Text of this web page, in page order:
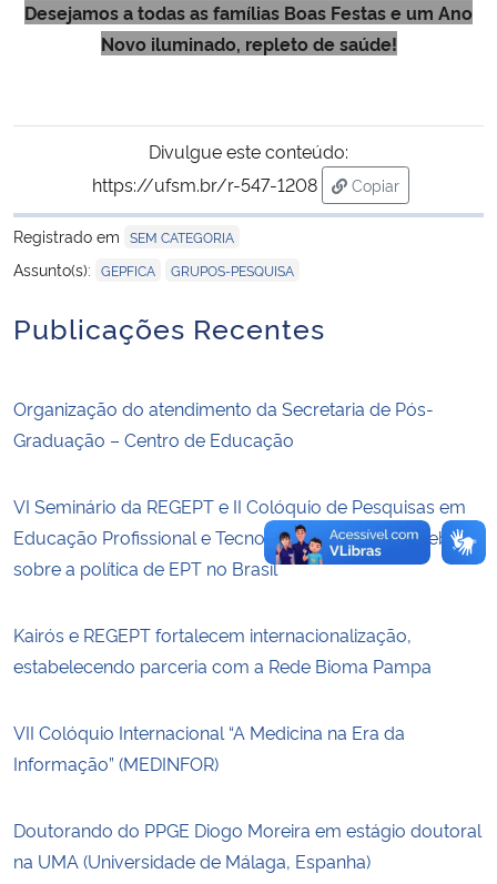
Secretaria-Geral
Gabinete de Segurança Institucional
Advocacia-Geral da União
Planalto
Desejamos a todas as famílias Boas Festas e um Ano
Novo iluminado, repleto de saúde!
Divulgue este conteúdo:
https://ufsm.br/r-547-1208
Copiar
para área de
Registrado em SEM CATEGORIA
Assunto(s): GEPFICA GRUPOS-PESQUISA
Publicações Recentes
Organização do atendimento da Secretaria de Pós-
Graduação – Centro de Educação
VI Seminário da REGEPT e II Colóquio de Pesquisas em
Educação Profissional e Tecnológica promovem debates
sobre a política de EPT no Brasil
Kairós e REGEPT fortalecem internacionalização,
estabelecendo parceria com a Rede Bioma Pampa
VII Colóquio Internacional “A Medicina na Era da
Informação” (MEDINFOR)
Doutorando do PPGE Diogo Moreira em estágio doutoral
na UMA (Universidade de Málaga, Espanha)